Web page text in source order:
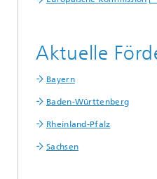
Aktuelle
Bayern
Baden-Württenberg
Rheinland-Pfalz
Sachsen